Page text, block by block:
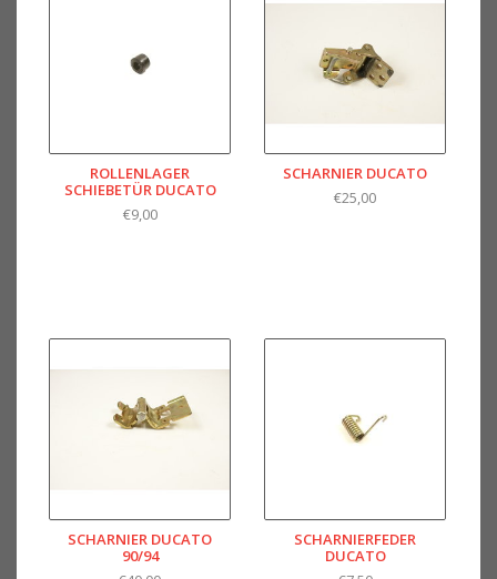
ROLLENLAGER
SCHIEBETÜR DUCATO
€9,00
SCHARNIER DUCATO
€25,00
SCHARNIER DUCATO
90/94
SCHARNIERFEDER
DUCATO